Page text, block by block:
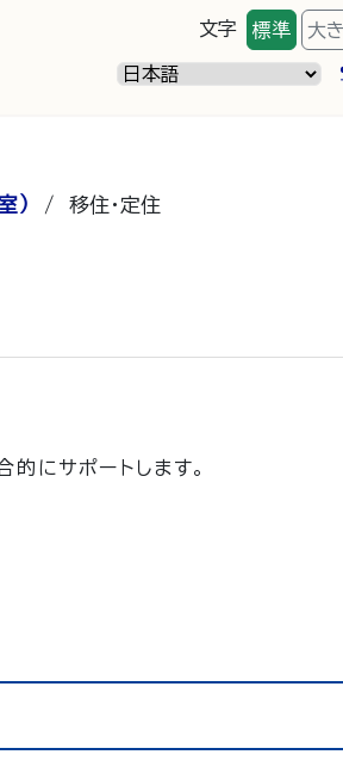
文字 標準 大
） / 移住・定住
にサポートします。